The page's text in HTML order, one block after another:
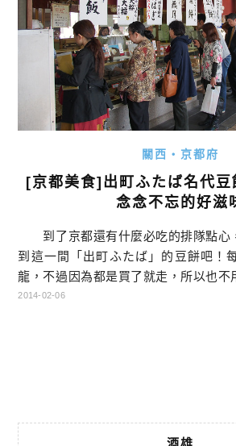
關西・京都府
[京都美食]出町ふたば名代
念念不忘的好滋
到了京都還有什麼必吃的排隊點心
到這一間「出町ふたば」的豆餅吧！
龍，不過因為都是買了就走，所以也不
的甜點也會有所不同，會使用當季食材
2014-02-06
酒雄